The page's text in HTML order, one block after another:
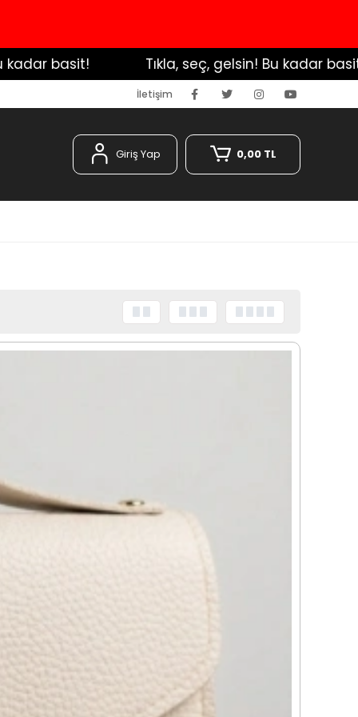
basit! ️ Tıkla, seç, gelsin! Bu kadar basit!
İletişim
Giriş Yap 0,00 TL